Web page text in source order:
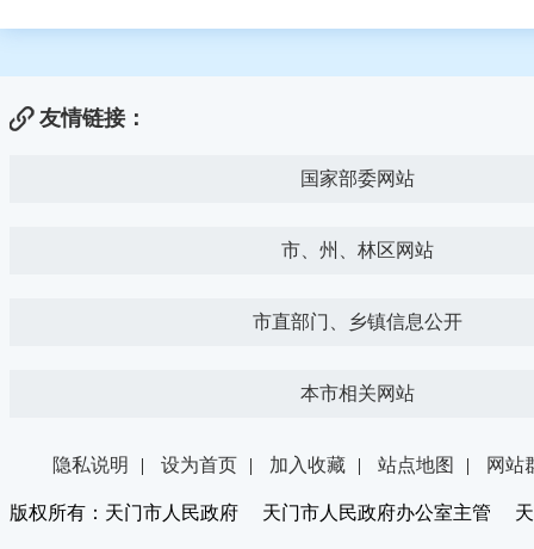
友情链接：
国家部委网站
市、州、林区网站
市直部门、乡镇信息公开
本市相关网站
隐私说明 | 设为首页 | 加入收藏 | 站点地图 | 网站
版权所有：天门市人民政府 天门市人民政府办公室主管 天